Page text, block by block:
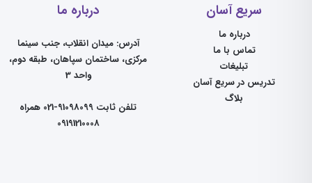
سریع آسان
درباره ما
تماس با ما
تبلیغات
تدریس در سریع آسان
بلاگ
درباره ما
آدرس: میدان انقلاب، جنب سینما
مرکزی، ساختمان سپاهان، طبقه دوم،
واحد 3
تلفن ثابت 91098099-021 همراه
09191210008